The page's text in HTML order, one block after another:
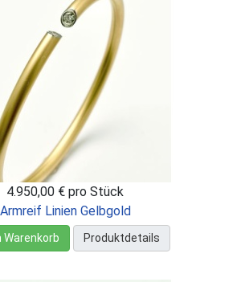
4.950,00 € pro Stück
Armreif Linien Gelbgold
Warenkorb Produktdetails